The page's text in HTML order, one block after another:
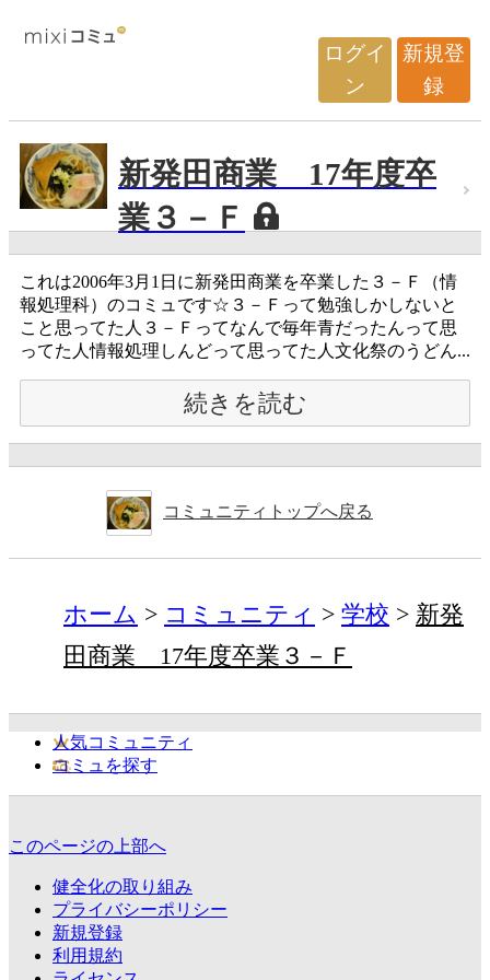
ログイ
ン
新規登
録
新発田商業 17年度卒
業３－Ｆ
これは2006年3月1日に新発田商業を卒業した３－Ｆ（情
報処理科）のコミュです☆３－Ｆって勉強しかしないと
こと思ってた人３－Ｆってなんで毎年青だったんって思
ってた人情報処理しんどって思ってた人文化祭のうどん...
続きを読む
コミュニティトップへ戻る
ホーム コミュニティ 学校
新発
田商業 17年度卒業３－Ｆ
人気コミュニティ
コミュを探す
このページの上部へ
健全化の取り組み
プライバシーポリシー
新規登録
利用規約